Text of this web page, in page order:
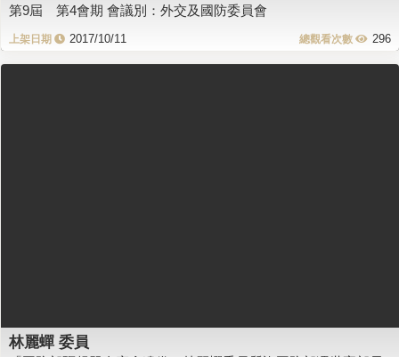
第9屆 第4會期 會議別：外交及國防委員會
2017/10/11 296
林麗蟬 委員